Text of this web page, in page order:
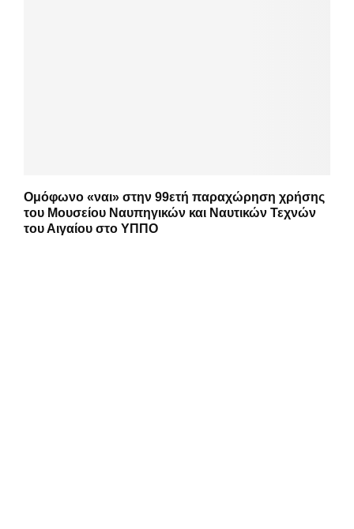
Ομόφωνο «ναι» στην 99ετή παραχώρηση χρήσης
του Μουσείου Ναυπηγικών και Ναυτικών Τεχνών
του Αιγαίου στο ΥΠΠΟ